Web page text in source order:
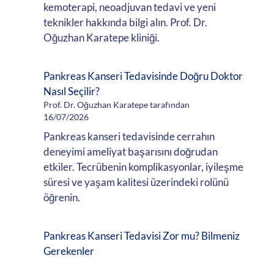
kemoterapi, neoadjuvan tedavi ve yeni
teknikler hakkında bilgi alın. Prof. Dr.
Oğuzhan Karatepe kliniği.
Pankreas Kanseri Tedavisinde Doğru Doktor
Nasıl Seçilir?
Prof. Dr. Oğuzhan Karatepe tarafından
16/07/2026
Pankreas kanseri tedavisinde cerrahın
deneyimi ameliyat başarısını doğrudan
etkiler. Tecrübenin komplikasyonlar, iyileşme
süresi ve yaşam kalitesi üzerindeki rolünü
öğrenin.
Pankreas Kanseri Tedavisi Zor mu? Bilmeniz
Gerekenler